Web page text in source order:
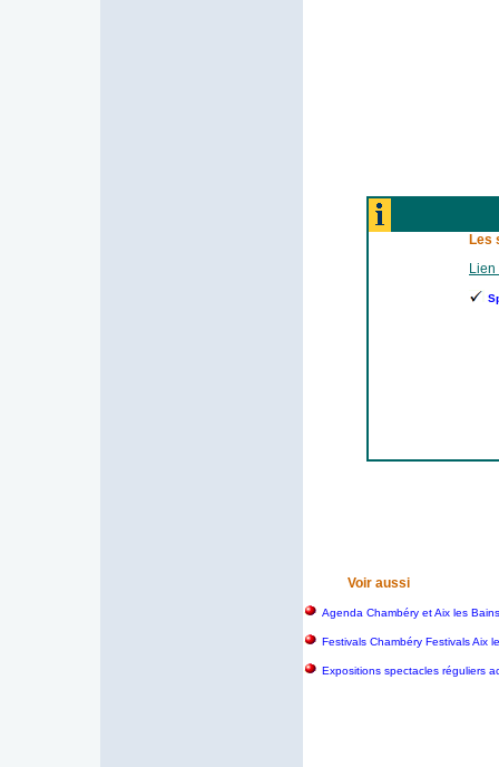
Les
Lien
Voir aussi
Agenda Chambéry et Aix les
Festivals Chambéry Festivals Aix
Expositions spectacles réguliers